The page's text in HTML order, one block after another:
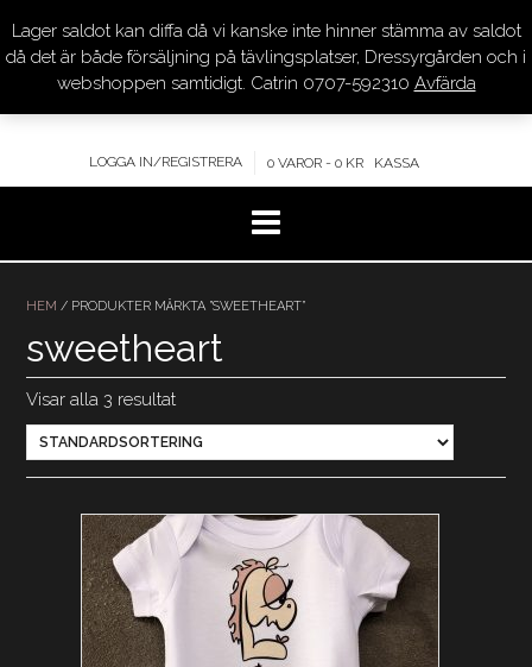
DRESSYR.COM
KVALITET – KOMPETENS – SERVICE
LOGGA IN/REGISTRERA 0 VAROR - 0 KR KASSA
HEM / PRODUKTER MÄRKTA ”SWEETHEART”
sweetheart
Visar alla 3 resultat
Lager saldot kan diffa då vi kanske inte hinner stämma av saldot
då det är både försäljning på tävlingsplatser, Dressyrgården och i
webshoppen samtidigt. Catrin 0707-592310 Avfärda